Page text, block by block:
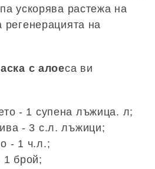
ускорява растежа на
регенерацията на
с алоеса ви
- 1 супена лъжица. л;
- 3 с.л. лъжици;
- 1 ч.л.;
1 брой;